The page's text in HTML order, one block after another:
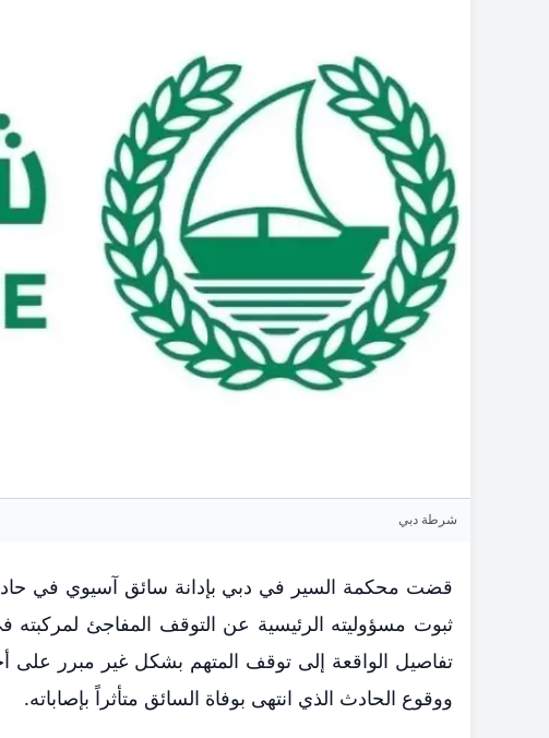
شرطة دبي
قضت محكمة السير في دبي بإدانة سائق آسيوي في
ثبوت مسؤوليته الرئيسية عن التوقف المفاجئ
تفاصيل الواقعة إلى توقف المتهم بشكل غير مبرر على
ووقوع الحادث الذي انتهى بوفاة السائق متأثراً بإصاباته.